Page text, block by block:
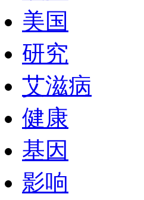
美国
研究
艾滋病
健康
基因
影响